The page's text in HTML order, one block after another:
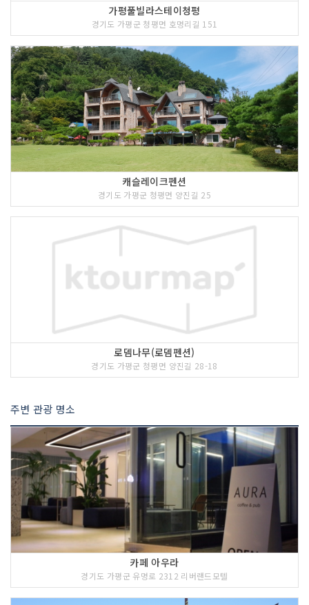
가평풀빌라스테이청평
경기도 가평군 청평면 호명리길 151
캐슬레이크펜션
경기도 가평군 청평면 양진길 25
로뎀나무(로뎀펜션)
경기도 가평군 청평면 양진길 28-18
주변 관광 명소
카페 아우라
경기도 가평군 유명로 2312 리버랜드모텔